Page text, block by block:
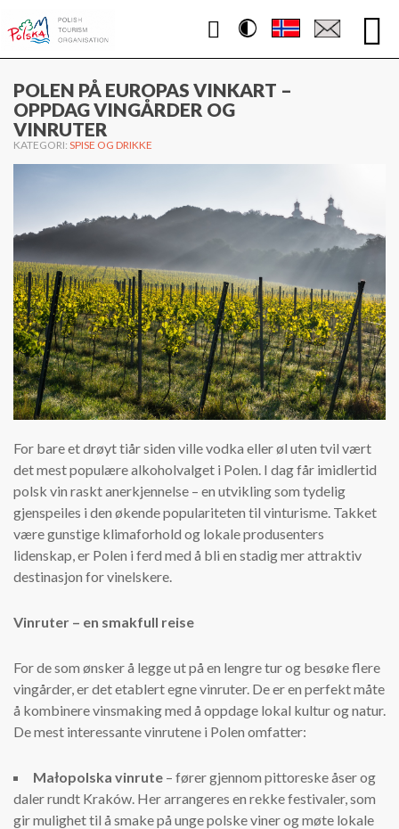
Contrast
WWW.POLEN.TRAVEL
POLEN PÅ EUROPAS VINKART –
OPPDAG VINGÅRDER OG
VINRUTER
KATEGORI: SPISE OG DRIKKE
For bare et drøyt tiår siden ville vodka eller øl uten tvil vært
det mest populære alkoholvalget i Polen. I dag får imidlertid
polsk vin raskt anerkjennelse – en utvikling som tydelig
gjenspeiles i den økende populariteten til vinturisme. Takket
være gunstige klimaforhold og lokale produsenters
lidenskap, er Polen i ferd med å bli en stadig mer attraktiv
destinasjon for vinelskere.
Vinruter – en smakfull reise
For de som ønsker å legge ut på en lengre tur og besøke flere
vingårder, er det etablert egne vinruter. De er en perfekt måte
å kombinere vinsmaking med å oppdage lokal kultur og natur.
De mest interessante vinrutene i Polen omfatter:
Małopolska vinrute – fører gjennom pittoreske åser og
daler rundt Kraków. Her arrangeres en rekke festivaler, som
gir mulighet til å smake på unge polske viner og møte lokale